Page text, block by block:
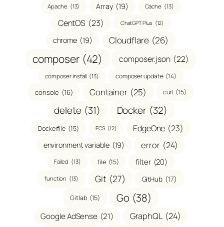
Apache (13) Array (19) Cache (13)
CentOS (23) ChatGPT Plus (12)
chrome (19) Cloudflare (26)
composer (42) composer.json (22)
composer install (13) composer update (14)
console (16) Container (25) curl (15)
delete (31) Docker (32)
Dockerfile (15) ECS (12) EdgeOne (23)
environment variable (19) error (24)
Failed (13) file (15) filter (20)
function (13) Git (27) GitHub (17)
Gitlab (15) Go (38)
Google AdSense (21) GraphQL (24)